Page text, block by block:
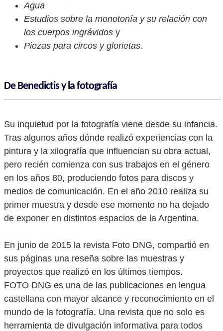
Agua
Estudios sobre la monotonía y su relación con
los cuerpos ingrávidos y
Piezas para circos y glorietas.
De Benedictis y la fotografía
Su inquietud por la fotografía viene desde su infancia.
Tras algunos años dónde realizó experiencias con la
pintura y la xilografía que influencian su obra actual,
pero recién comienza con sus trabajos en el género
en los años 80, produciendo fotos para discos y
medios de comunicación. En el año 2010 realiza su
primer muestra y desde ese momento no ha dejado
de exponer en distintos espacios de la Argentina.
En junio de 2015 la revista Foto DNG, compartió en
sus páginas una reseña sobre las muestras y
proyectos que realizó en los últimos tiempos.
FOTO DNG es una de las publicaciones en lengua
castellana con mayor alcance y reconocimiento en el
mundo de la fotografía. Una revista que no solo es
herramienta de divulgación informativa para todos